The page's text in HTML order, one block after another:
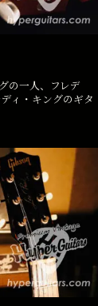
の一人、フレデ
ィ・キングのギタ